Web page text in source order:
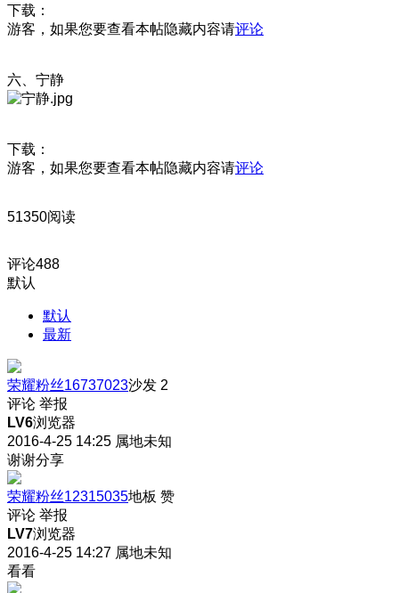
下载：
游客，如果您要查看本帖隐藏内容请评论
六、宁静
下载：
游客，如果您要查看本帖隐藏内容请评论
51350阅读
评论488
默认
默认
最新
荣耀粉丝16737023沙发 2
评论 举报
LV6浏览器
2016-4-25 14:25 属地未知
谢谢分享
荣耀粉丝12315035地板 赞
评论 举报
LV7浏览器
2016-4-25 14:27 属地未知
看看